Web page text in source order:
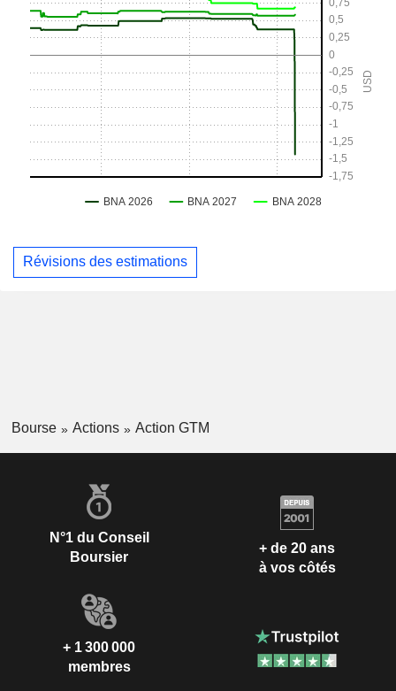
Révisions des estimations
Bourse Actions Action GTM
N°1 du Conseil
Boursier
+ de 20 ans
à vos côtés
+ 1 300 000
membres